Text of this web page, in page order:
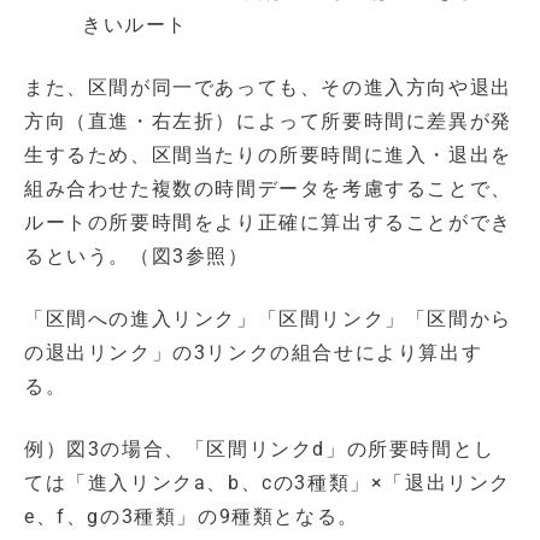
きいルート
また、区間が同一であっても、その進入方向や退出
方向（直進・右左折）によって所要時間に差異が発
生するため、区間当たりの所要時間に進入・退出を
組み合わせた複数の時間データを考慮することで、
ルートの所要時間をより正確に算出することができ
るという。（図3参照）
「区間への進入リンク」「区間リンク」「区間から
の退出リンク」の3リンクの組合せにより算出す
る。
例）図3の場合、「区間リンクd」の所要時間とし
ては「進入リンクa、b、cの3種類」×「退出リンク
e、f、gの3種類」の9種類となる。